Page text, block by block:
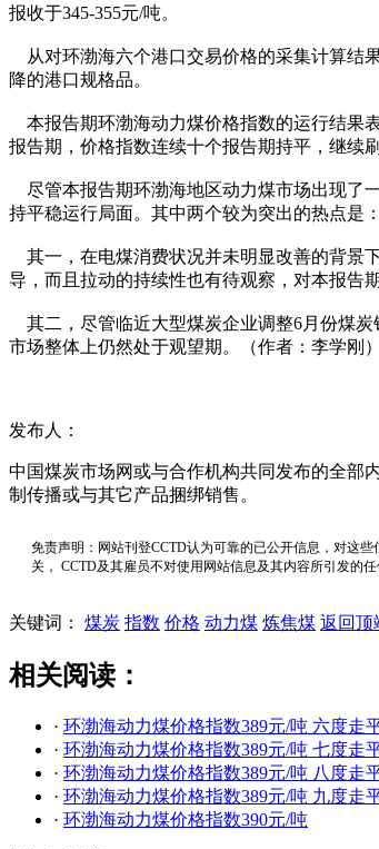
报收于345-355元/吨。
从对环渤海六个港口交易价格的采集计算结
降的港口规格品。
本报告期环渤海动力煤价格指数的运行结果
报告期，价格指数连续十个报告期持平，继续
尽管本报告期环渤海地区动力煤市场出现了
持平稳运行局面。其中两个较为突出的热点是：
其一，在电煤消费状况并未明显改善的背景
导，而且拉动的持续性也有待观察，对本报告
其二，尽管临近大型煤炭企业调整6月份煤炭
市场整体上仍然处于观望期。（作者：李学刚）
发布人：
中国煤炭市场网或与合作机构共同发布的全部
制传播或与其它产品捆绑销售。
免责声明：网站刊登CCTD认为可靠的已公开信息，对这
关， CCTD及其雇员不对使用网站信息及其内容所引发的
关键词： 煤炭 指数 价格 动力煤 炼焦煤 返回顶
相关阅读：
· 环渤海动力煤价格指数389元/吨 六度走
· 环渤海动力煤价格指数389元/吨 七度走
· 环渤海动力煤价格指数389元/吨 八度走
· 环渤海动力煤价格指数389元/吨 九度走
· 环渤海动力煤价格指数390元/吨